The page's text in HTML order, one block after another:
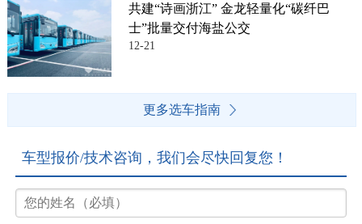
共建“诗画浙江” 金龙轻量化“碳纤巴
士”批量交付海盐公交
12-21
更多选车指南
车型报价/技术咨询，我们会尽快回复您！